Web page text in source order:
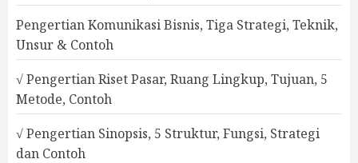
Pengertian Komunikasi Bisnis, Tiga Strategi, Teknik,
Unsur & Contoh
√ Pengertian Riset Pasar, Ruang Lingkup, Tujuan, 5
Metode, Contoh
√ Pengertian Sinopsis, 5 Struktur, Fungsi, Strategi
dan Contoh